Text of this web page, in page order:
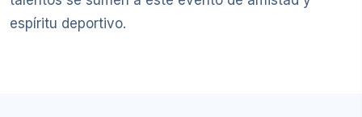
espíritu deportivo.